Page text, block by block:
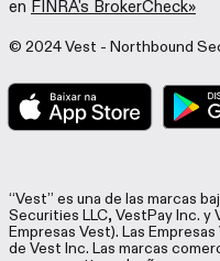
en FINRA's BrokerCheck»
© 2024 Vest - Northbound
“Vest” es una de las marcas
Securities LLC, VestPay Inc.
Empresas Vest). Las
de Vest Inc. Las marcas